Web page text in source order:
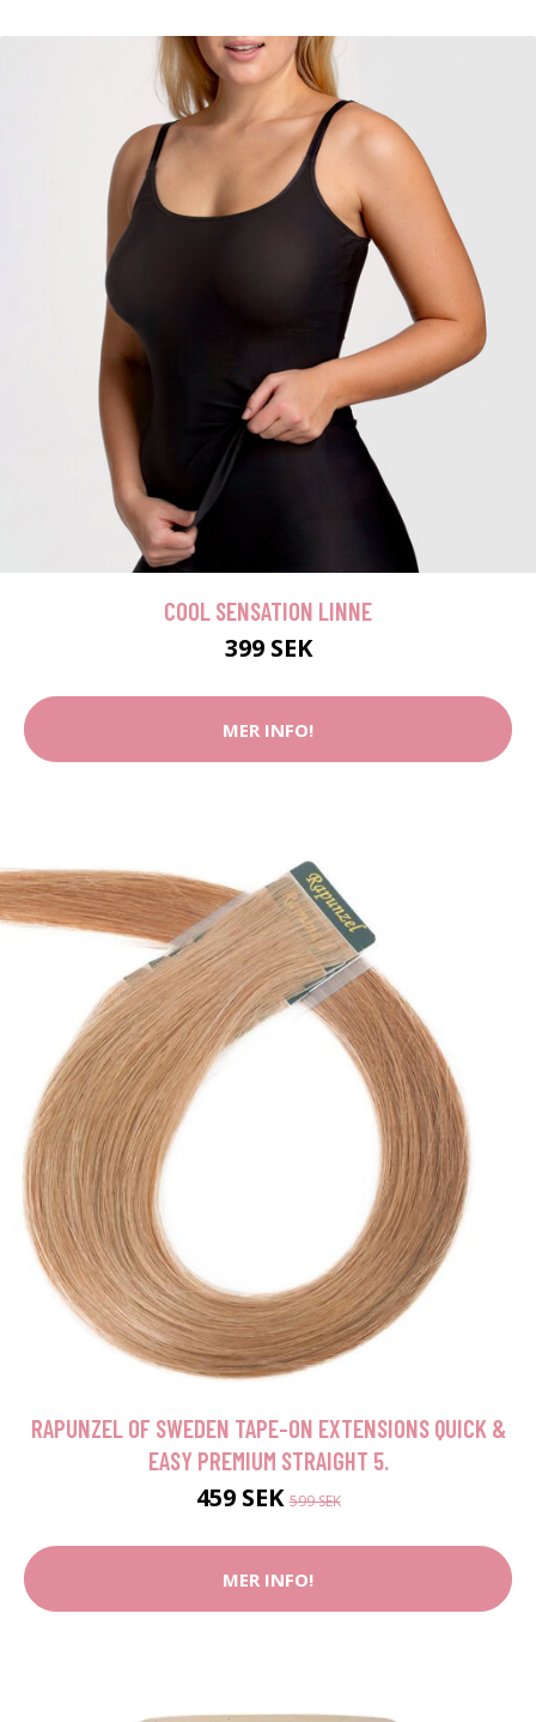
COOL SENSATION LINNE
399 SEK
MER INFO!
RAPUNZEL OF SWEDEN TAPE-ON EXTENSIONS QUICK &
EASY PREMIUM STRAIGHT 5.
459 SEK599 SEK
MER INFO!